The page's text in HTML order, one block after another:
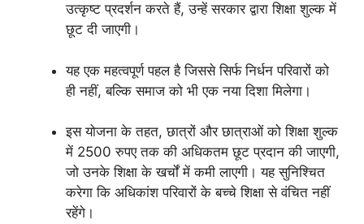
उत्कृष्ट प्रदर्शन करते हैं, उन्हें सरकार द्वारा शिक्षा शुल्क में
छूट दी जाएगी।
यह एक महत्वपूर्ण पहल है जिससे सिर्फ निर्धन परिवारों को
ही नहीं, बल्कि समाज को भी एक नया दिशा मिलेगा।
इस योजना के तहत, छात्रों और छात्राओं को शिक्षा शुल्क
में 2500 रुपए तक की अधिकतम छूट प्रदान की जाएगी,
जो उनके शिक्षा के खर्चों में कमी लाएगी। यह सुनिश्चित
करेगा कि अधिकांश परिवारों के बच्चे शिक्षा से वंचित नहीं
रहेंगे।